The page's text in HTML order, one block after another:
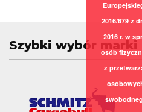
Szybki wybór marki
2016/679 z
2016 r. w
osób
z